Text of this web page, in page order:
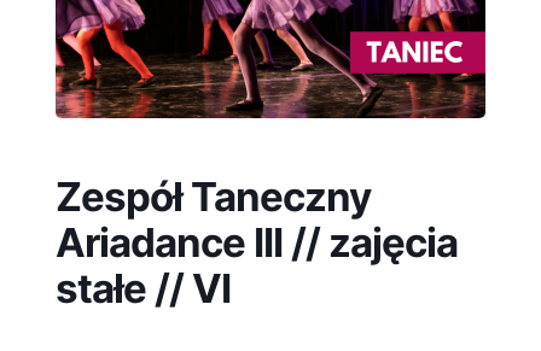
Zespół Taneczny
Ariadance III // zajęcia
stałe // VI